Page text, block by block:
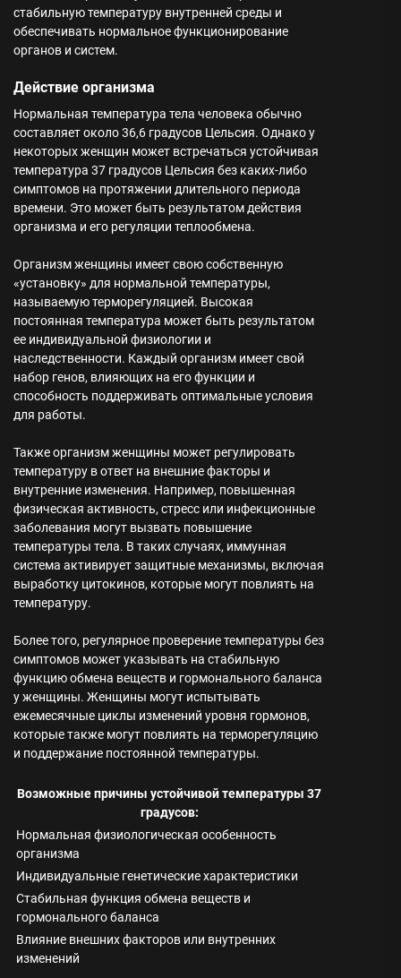
стабильную температуру внутренней среды и
обеспечивать нормальное функционирование
органов и систем.
Действие организма
Нормальная температура тела человека обычно
составляет около 36,6 градусов Цельсия. Однако у
некоторых женщин может встречаться устойчивая
температура 37 градусов Цельсия без каких-либо
симптомов на протяжении длительного периода
времени. Это может быть результатом действия
организма и его регуляции теплообмена.
Организм женщины имеет свою собственную
«установку» для нормальной температуры,
называемую терморегуляцией. Высокая
постоянная температура может быть результатом
ее индивидуальной физиологии и
наследственности. Каждый организм имеет свой
набор генов, влияющих на его функции и
способность поддерживать оптимальные условия
для работы.
Также организм женщины может регулировать
температуру в ответ на внешние факторы и
внутренние изменения. Например, повышенная
физическая активность, стресс или инфекционные
заболевания могут вызвать повышение
температуры тела. В таких случаях, иммунная
система активирует защитные механизмы, включая
выработку цитокинов, которые могут повлиять на
температуру.
Более того, регулярное проверение температуры без
симптомов может указывать на стабильную
функцию обмена веществ и гормонального баланса
у женщины. Женщины могут испытывать
ежемесячные циклы изменений уровня гормонов,
которые также могут повлиять на терморегуляцию
и поддержание постоянной температуры.
Возможные причины устойчивой температуры 37
градусов:
Нормальная физиологическая особенность
организма
Индивидуальные генетические характеристики
Стабильная функция обмена веществ и
гормонального баланса
Влияние внешних факторов или внутренних
изменений